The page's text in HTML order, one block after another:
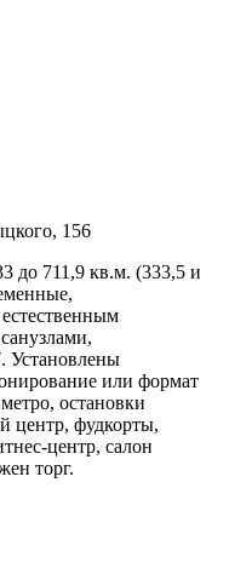
156
до 711,9 кв.м. (333,5 и
Установлены
или формат
остановки
центр, фудкорты,
центр, салон
торг.